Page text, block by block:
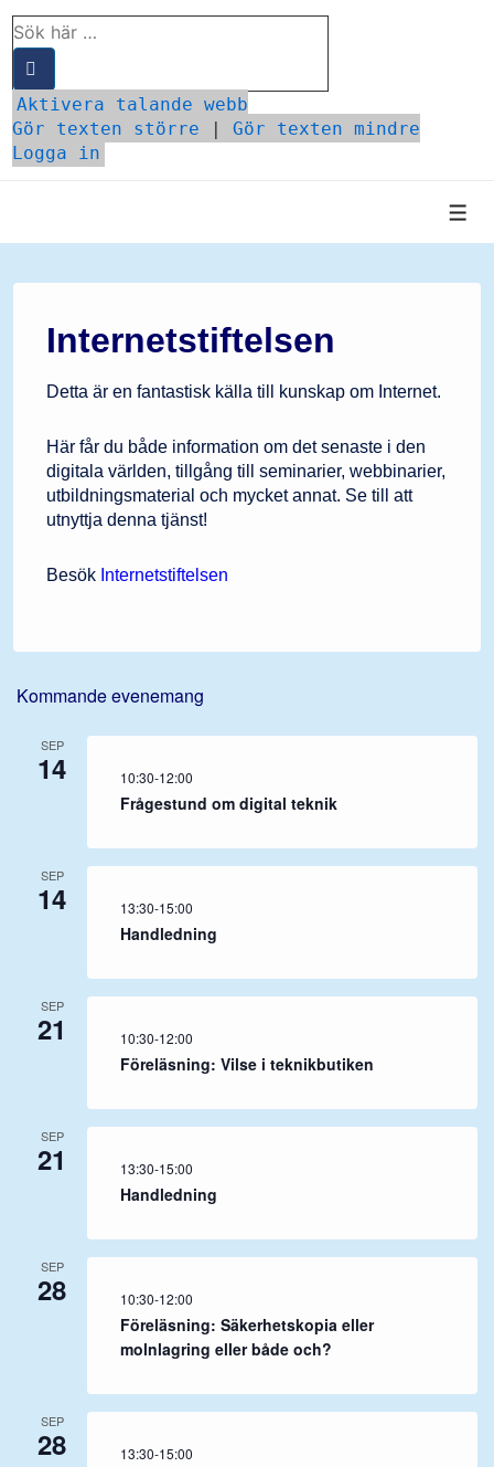
Hoppa
huvudinnehåll
Sök
efter:
Aktivera talande webb
Gör texten större | Gör texten mindre
Logga in
Internetstiftelsen
Detta är en fantastisk källa till kunskap om Internet.
Här får du både information om det senaste i den
digitala världen, tillgång till seminarier, webbinarier,
utbildningsmaterial och mycket annat. Se till att
utnyttja denna tjänst!
Besök Internetstiftelsen
Kommande evenemang
SEP
14 10:30-12:00
Frågestund om digital teknik
SEP
14 13:30-15:00
Handledning
SEP
21 10:30-12:00
Föreläsning: Vilse i teknikbutiken
SEP
21 13:30-15:00
Handledning
SEP
28 10:30-12:00
Föreläsning: Säkerhetskopia eller
molnlagring eller både och?
SEP
28 13:30-15:00